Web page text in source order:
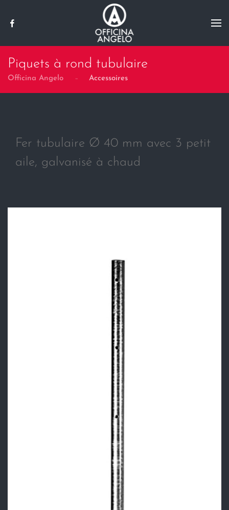
Skip to main content
Piquets à rond tubulaire
Officina Angelo Accessoires
Fer tubulaire Ø 40 mm avec 3 petit
aile, galvanisé à chaud